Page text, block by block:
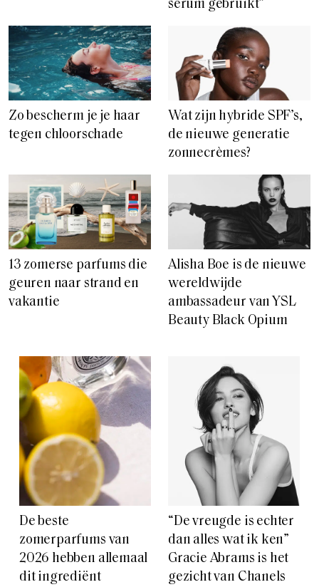
serum gebruikt”
Zo bescherm je je haar
tegen chloorschade
Wat zijn hybride SPF’s,
de nieuwe generatie
zonnecrèmes?
13 zomerse parfums die
geuren naar strand en
vakantie
Alisha Boe is de nieuwe
wereldwijde
ambassadeur van YSL
Beauty Black Opium
De beste
zomerparfums van
2026 hebben allemaal
dit ingrediënt
“De vreugde is echter
dan alles wat ik ken”
Gracie Abrams is het
gezicht van Chanels